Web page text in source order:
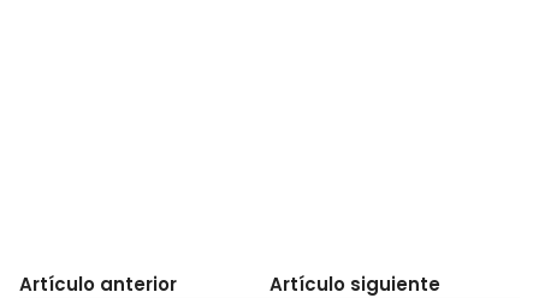
Artículo anterior Artículo siguiente